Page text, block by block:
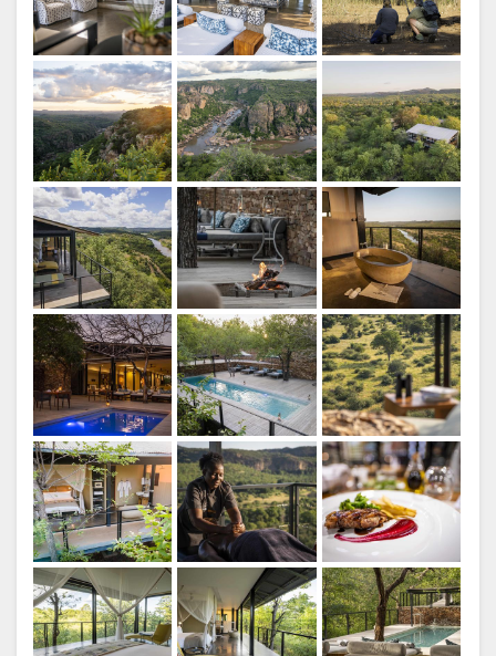
NORWEGIAN
PORTUGISISK
SWEDISH
CHINESE
(SIMPLIFIED)
ENGELSK